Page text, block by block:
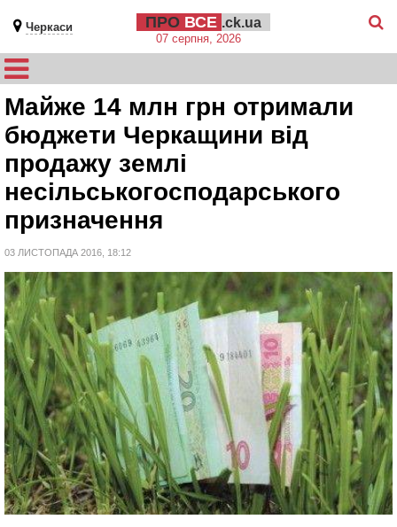
Черкаси ПРО ВСЕ .ck.ua
07 серпня, 2026
Майже 14 млн грн отримали
бюджети Черкащини від
продажу землі
несільськогосподарського
призначення
03 ЛИСТОПАДА 2016, 18:12